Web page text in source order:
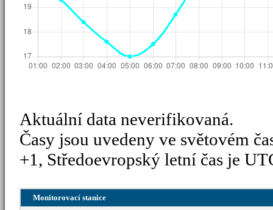
Monitorovací stanice
Aktuální data neverifikovaná.
Časy jsou uvedeny ve světovém
+1, Středoevropský letní čas je